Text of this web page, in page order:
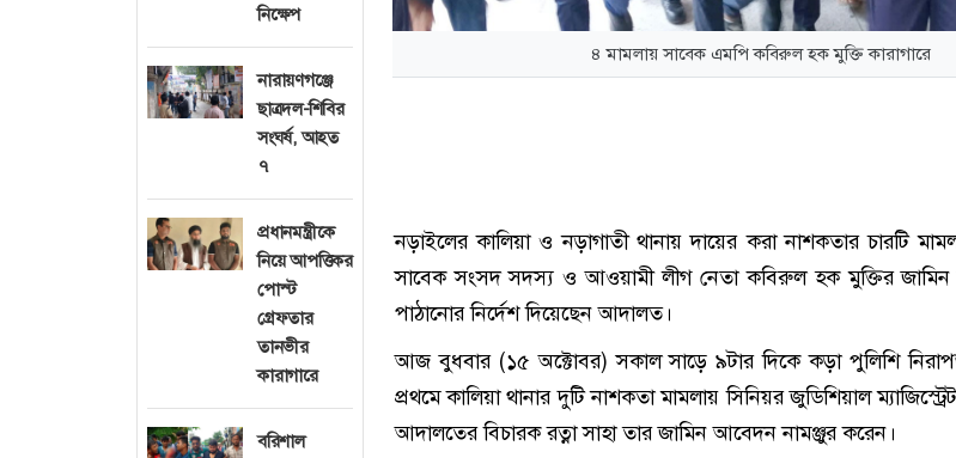
নিক্ষেপ
নারায়ণগঞ্জে
ছাত্রদল-শিবির
সংঘর্ষ, আহত
৭
প্রধানমন্ত্রীকে
নিয়ে আপত্তিকর
পোস্ট
গ্রেফতার
তানভীর
কারাগারে
বরিশাল
৪ মামলায় সাবেক এমপি কবিরুল হক মুক্তি কারাগারে
নড়াইলের কালিয়া ও নড়াগাতী থানায় দায়ের করা নাশকতার চারটি
সাবেক সংসদ সদস্য ও আওয়ামী লীগ নেতা কবিরুল হক মুক্তির জামিন
পাঠানোর নির্দেশ দিয়েছেন আদালত।
আজ বুধবার (১৫ অক্টোবর) সকাল সাড়ে ৯টার দিকে কড়া পুলিশি
প্রথমে কালিয়া থানার দুটি নাশকতা মামলায় সিনিয়র জুডিশিয়াল
আদালতের বিচারক রত্না সাহা তার জামিন আবেদন নামঞ্জুর করেন।